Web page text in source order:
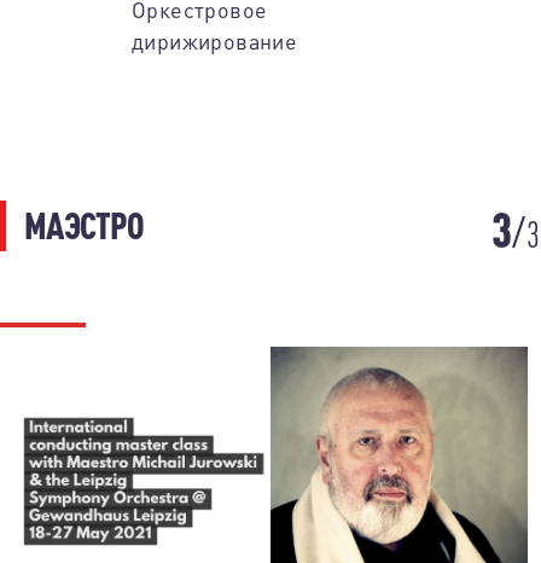
Оркестровое
дирижирование
МАЭСТРО 3 3